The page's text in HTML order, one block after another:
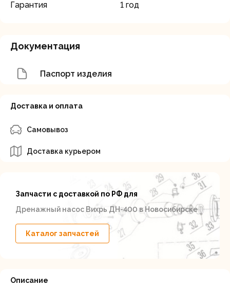
Гарантия 1 год
Документация
Паспорт изделия
Доставка и оплата
Самовывоз
Доставка курьером
Запчасти с доставкой по РФ для
Дренажный насос Вихрь ДН-400 в Новосибирске
Каталог запчастей
Описание